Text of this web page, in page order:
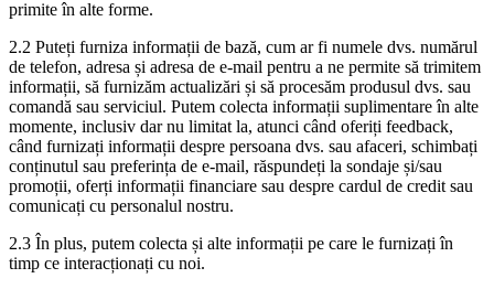
primite în alte forme.
2.2 Puteți furniza informații de bază, cum ar fi numele dvs. numărul
de telefon, adresa și adresa de e-mail pentru a ne permite să trimitem
informații, să furnizăm actualizări și să procesăm produsul dvs. sau
comandă sau serviciul. Putem colecta informații suplimentare în alte
momente, inclusiv dar nu limitat la, atunci când oferiți feedback,
când furnizați informații despre persoana dvs. sau afaceri, schimbați
conținutul sau preferința de e-mail, răspundeți la sondaje și/sau
promoții, oferți informații financiare sau despre cardul de credit sau
comunicați cu personalul nostru.
2.3 În plus, putem colecta și alte informații pe care le furnizați în
timp ce interacționați cu noi.